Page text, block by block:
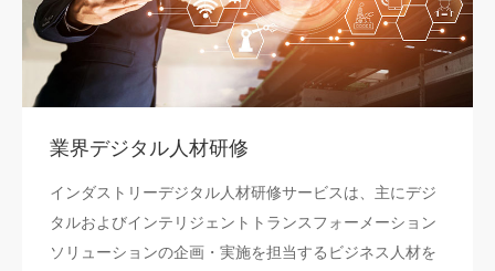
業界デジタル人材研修
インダストリーデジタル人材研修サービスは、主にデジ
タルおよびインテリジェントトランスフォーメーション
ソリューションの企画・実施を担当するビジネス人材を